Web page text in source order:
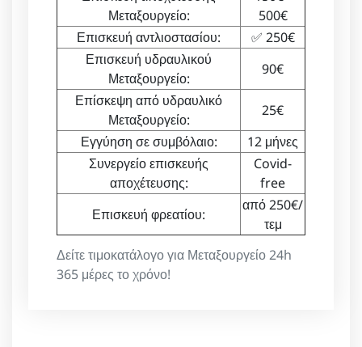
Δείτε τιμοκατάλογο για Μεταξουργείο 24h
365 μέρες το χρόνο!
Μεταξουργείο:
500€
Επισκευή αντλιοστασίου:
✅ 250€
Επισκευή υδραυλικού
Μεταξουργείο:
90€
Επίσκεψη από υδραυλικό
Μεταξουργείο:
25€
Εγγύηση σε συμβόλαιο:
12 μήνες
Συνεργείο επισκευής
αποχέτευσης:
Covid-
free
Επισκευή φρεατίου:
από 250€/
τεμ